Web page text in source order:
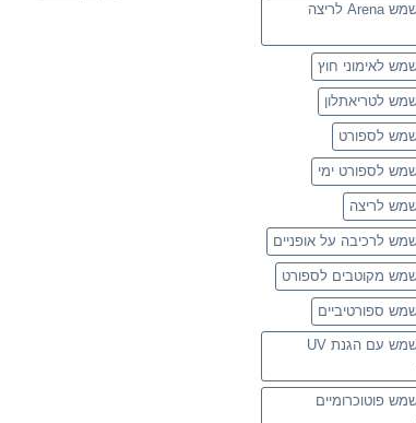
משקפי שמש Arena לריצה
לאימוני חוץ
לטריאתלון
לספורט
לספורט ימי
לריצה
לרכיבה על אופניים
מקוטבים לספורט
ספורטיביים
משקפי שמש עם הגנת UV
פוטוכרומיים